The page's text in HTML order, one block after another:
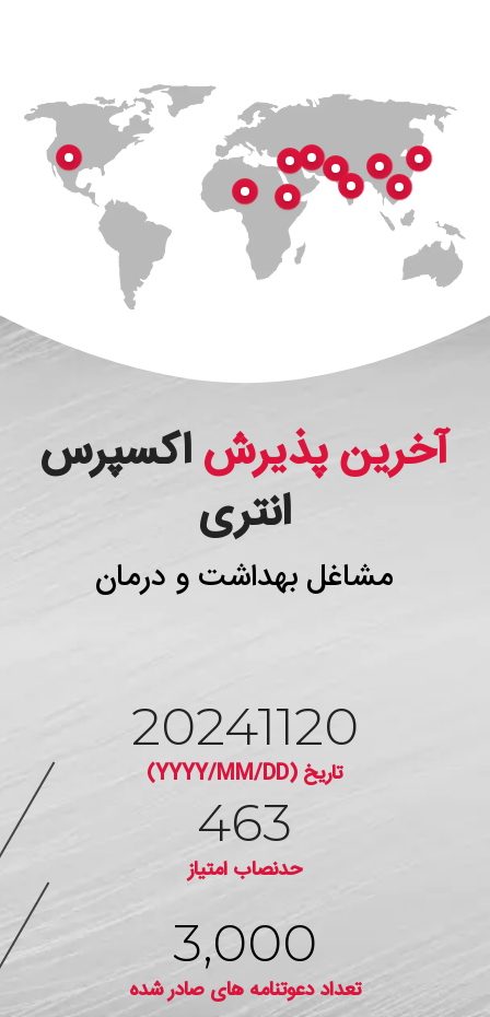
آخرین پذیرشاکسپرس
انتری
مشاغل بهداشت و درمان
20241120
تاریخ (YYYY/MM/DD)
463
حدنصاب امتیاز
3,000
تعداد دعوتنامه های صادر شده